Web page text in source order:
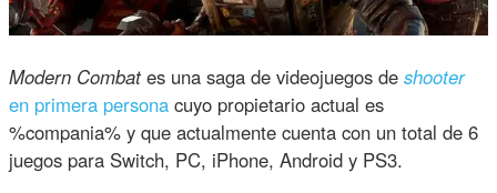
Modern Combates una saga de videojuegos deshooter
en primera persona cuyo propietario actual es
%compania% y que actualmente cuenta con un total de 6
juegos para Switch, PC, iPhone, Android y PS3.